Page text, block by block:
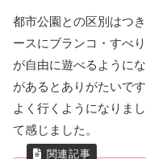
都市公園との区別はつ
ースにブランコ・すべ
が自由に遊べるように
があるとありがたいで
よく行くようになりま
て感じました。